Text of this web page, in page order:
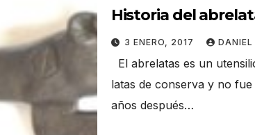
Historia del
3 ENERO, 2017 DANIEL
El abrelatas es un
latas de conserva y no
años después…